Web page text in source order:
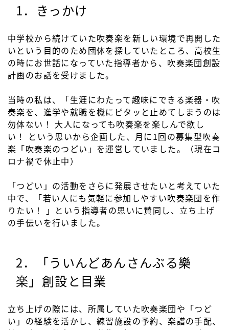
1．きっかけ
中学校から続けていた吹奏楽を新しい環境で再開した
いという目的のため団体を探していたところ、高校生
の時にお世話になっていた指導者から、吹奏楽団創設
計画のお話を受けました。
当時の私は、「生涯にわたって趣味にできる楽器・吹
奏楽を、進学や就職を機にピタッと止めてしまうのは
勿体ない！ 大人になっても吹奏楽を楽しんで欲し
い！ という思いから企画した、月に1回の募集型吹奏
楽「吹奏楽のつどい」を運営していました。（現在コ
ロナ禍で休止中）
「つどい」の活動をさらに発展させたいと考えていた
中で、「若い人にも気軽に参加しやすい吹奏楽団を作
りたい！ 」という指導者の思いに賛同し、立ち上げ
の手伝いを行いました。
2．「ういんどあんさんぶる樂
楽」創設と目業
立ち上げの際には、所属していた吹奏楽団や「つど
い」の経験を活かし、練習施設の予約、楽譜の手配、